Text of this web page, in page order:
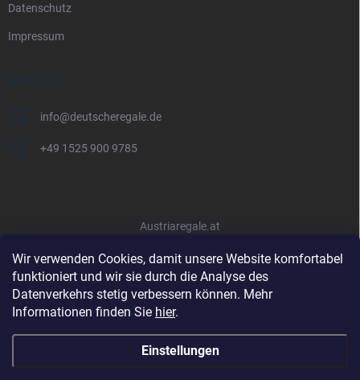
Wir verwenden Cookies, damit unsere Website komfortabel
funktioniert und wir sie durch die Analyse des
Datenverkehrs stetig verbessern können. Mehr
Informationen finden Sie hier.
Einstellungen
Datenschutz
Impressum
KONTAKT
info@deutscheregale.de
+49 1525 900 9785
Austriaregale.at